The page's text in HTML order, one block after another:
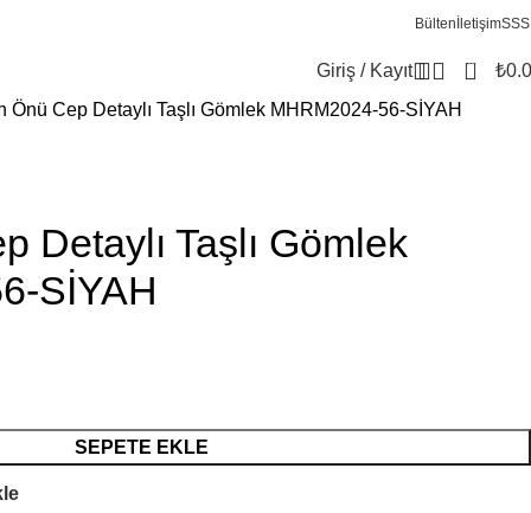
Bülten İletişimSSS
Giriş / Kayıt 0 ₺
Önü Cep Detaylı Taşlı Gömlek MHRM2024-56-SİYAH
Detaylı Taşlı Gömlek
SİYAH
SEPETE EKLE